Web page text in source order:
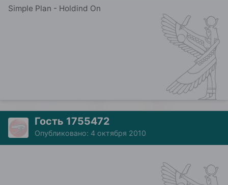
Simple Plan - Holdind On
Гость 1755472
Опубликовано: 4 октября 2010